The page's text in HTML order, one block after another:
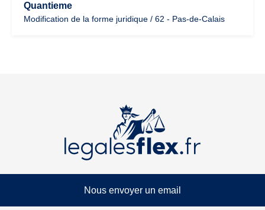
Quantieme
Modification de la forme juridique / 62 - Pas-de-Calais
Nous envoyer un email